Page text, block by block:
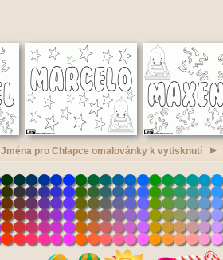
Jména pro Chlapce omalovánky k vytisknutí